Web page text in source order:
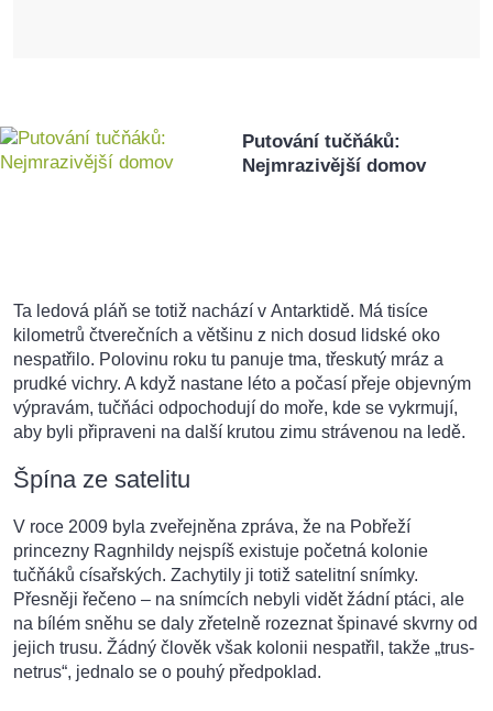
Putování tučňáků:
Nejmrazivější domov
Ta ledová pláň se totiž nachází v Antarktidě. Má tisíce
kilometrů čtverečních a většinu z nich dosud lidské oko
nespatřilo. Polovinu roku tu panuje tma, třeskutý mráz a
prudké vichry. A když nastane léto a počasí přeje objevným
výpravám, tučňáci odpochodují do moře, kde se vykrmují,
aby byli připraveni na další krutou zimu strávenou na ledě.
Špína ze satelitu
V roce 2009 byla zveřejněna zpráva, že na Pobřeží
princezny Ragnhildy nejspíš existuje početná kolonie
tučňáků císařských. Zachytily ji totiž satelitní snímky.
Přesněji řečeno – na snímcích nebyli vidět žádní ptáci, ale
na bílém sněhu se daly zřetelně rozeznat špinavé skvrny od
jejich trusu. Žádný člověk však kolonii nespatřil, takže „trus-
netrus“, jednalo se o pouhý předpoklad.